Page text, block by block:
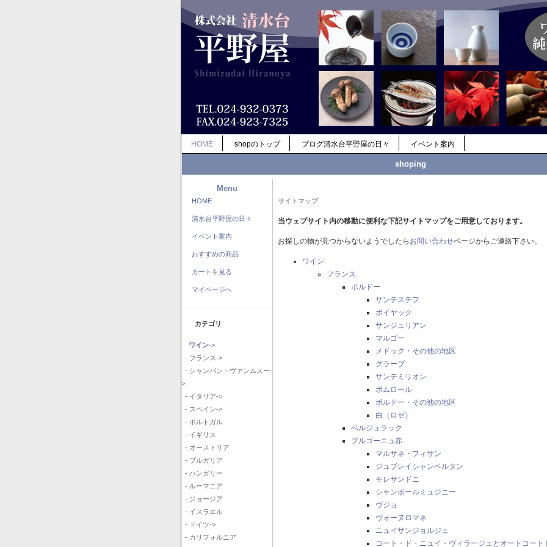
HOME shopのトップ ブログ清水台平野屋の日々 イベント案内
shoping
Menu
HOME
清水台平野屋の日々
イベント案内
おすすめの商品
カートを見る
マイページへ
カテゴリ
ワイン->
- フランス->
- シャンパン・ヴァンムスー-
>
- イタリア->
- スペイン->
- ポルトガル
- イギリス
- オーストリア
- ブルガリア
- ハンガリー
- ルーマニア
- ジョージア
- イスラエル
- ドイツ->
- カリフォルニア
サイトマップ
当ウェブサイト内の移動に便利な下記サイトマップをご用意しております。
お探しの物が見つからないようでしたら お問い合わせページからご連絡下さい。
ワイン
フランス
ボルドー
サンテステフ
ポイヤック
サンジュリアン
マルゴー
メドック・その他の地区
グラーブ
サンテミリオン
ポムロール
ボルドー・その他の地区
白（ロゼ）
ベルジュラック
ブルゴーニュ赤
マルサネ・フィサン
ジュブレイシャンベルタン
モレサンドニ
シャンボールミュジニー
ヴジョ
ヴォーヌロマネ
ニュイサンジョルジュ
コート・ド・ニュイ・ヴィラージュとオートコート